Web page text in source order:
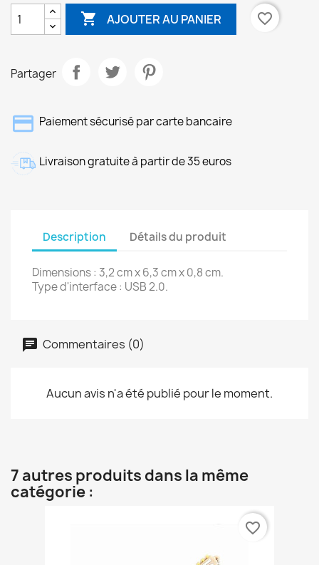
 AJOUTER AU PANIER favorite_border
Partager
Paiement sécurisé par carte bancaire
Livraison gratuite à partir de 35 euros
Description Détails du produit
Dimensions : 3,2 cm x 6,3 cm x 0,8 cm.
Type d'interface : USB 2.0.
Commentaires (0)
Aucun avis n'a été publié pour le moment.
7 autres produits dans la même
catégorie :
favorite_border